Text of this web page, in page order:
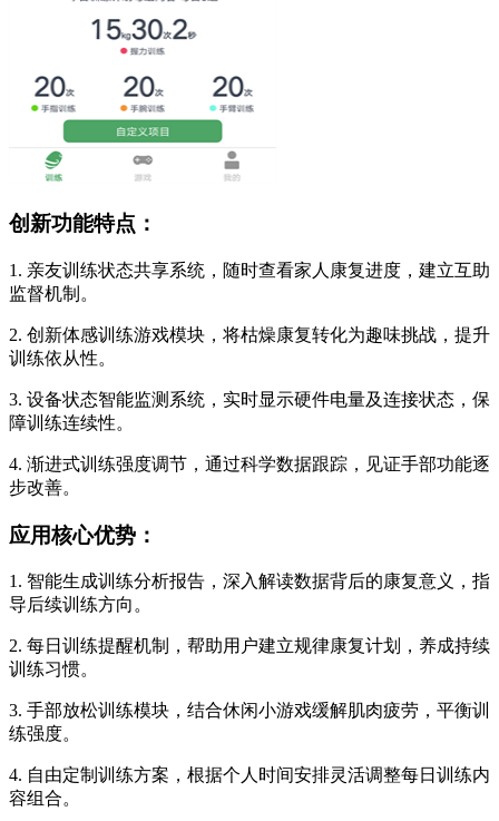
创新功能特点：
1. 亲友训练状态共享系统，随时查看家人康复进度，建立互助
监督机制。
2. 创新体感训练游戏模块，将枯燥康复转化为趣味挑战，提升
训练依从性。
3. 设备状态智能监测系统，实时显示硬件电量及连接状态，保
障训练连续性。
4. 渐进式训练强度调节，通过科学数据跟踪，见证手部功能逐
步改善。
应用核心优势：
1. 智能生成训练分析报告，深入解读数据背后的康复意义，指
导后续训练方向。
2. 每日训练提醒机制，帮助用户建立规律康复计划，养成持续
训练习惯。
3. 手部放松训练模块，结合休闲小游戏缓解肌肉疲劳，平衡训
练强度。
4. 自由定制训练方案，根据个人时间安排灵活调整每日训练内
容组合。